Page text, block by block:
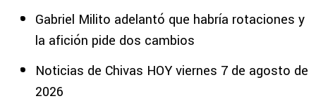
Gabriel Milito adelantó que habría rotaciones y
la afición pide dos cambios
Noticias de Chivas HOY viernes 7 de agosto de
2026